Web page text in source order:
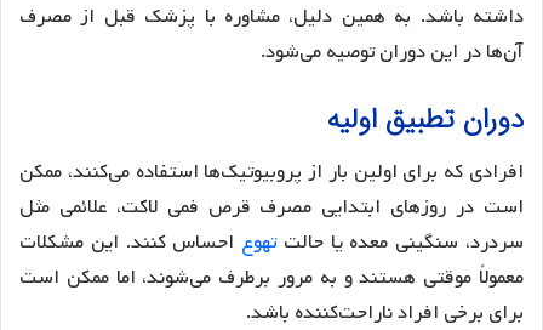
داشته باشد. به همین دلیل، مشاوره با پزشک قبل از مصرف
آن‌ها در این دوران توصیه می‌شود.
دوران تطبیق اولیه
افرادی که برای اولین بار از پروبیوتیک‌ها استفاده می‌کنند، ممکن
است در روزهای ابتدایی مصرف قرص فمی لاکت، علائمی مثل
سردرد، سنگینی معده یا حالتتهوع احساس کنند. این مشکلات
معمولاً موقتی هستند و به مرور برطرف می‌شوند، اما ممکن است
برای برخی افراد ناراحت‌کننده باشد.